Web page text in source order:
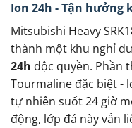
Ion 24h - Tận
Mitsubishi Heavy
thành một khu nghỉ
24h độc quyền. Phần
Tourmaline đặc biệt -
tự nhiên suốt 24 giờ
động, lớp đá này vẫn